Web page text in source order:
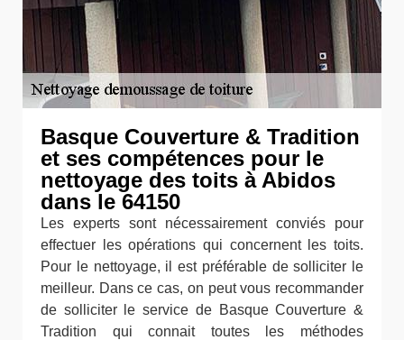
Basque Couverture & Tradition
et ses compétences pour le
nettoyage des toits à Abidos
dans le 64150
Les experts sont nécessairement conviés pour
effectuer les opérations qui concernent les toits.
Pour le nettoyage, il est préférable de solliciter le
meilleur. Dans ce cas, on peut vous recommander
de solliciter le service de Basque Couverture &
Tradition qui connait toutes les méthodes